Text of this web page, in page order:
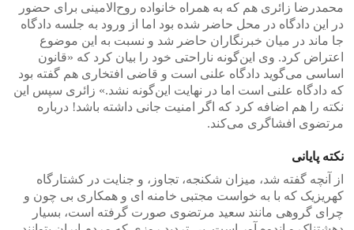
محمدرضا زائری هم که به همراه خانواده روح‌الامینی برای حضور
در این دادگاه در محل حاضر شده بود اما از ورود به جلسه دادگاه
جا ماند در میان خبرنگاران حاضر شد و نسبت به این موضوع
اعتراض کرد. وی این‌گونه ناراحتی خود را بیان کرد که «قانون
اساسی می‌گوید دادگاه علنی است و قاضی افتخاری هم گفته بود
که دادگاه علنی است اما در نهایت این‌گونه نشد.» زائری سپس این
نکته را هم اضافه کرد که اگر امنیت جانی داشته باشد! درباره
مرتضوی افشاگری می‌کند.
نکته پایانی
از آنچه گفته شد، میزان شکنجه، تجاوز، و جنایت در کشتارگاه
کهریزیک که با به خواست مجتبی خامنه ای و همکاری بی چون و
چرای گروهی مانند سعید مرتضوی صورت گرفته است، بسیار